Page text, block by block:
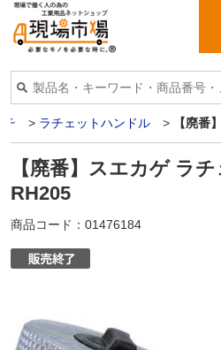
チ > ラチェットハンドル > 【廃番
【廃番】スエカゲ ラ
RH205
商品コード： 01476184